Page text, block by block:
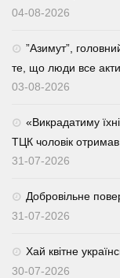
04-08-2026
⁨”Азимут”,
те, що люди все
03-08-2026
«Викрадатиму
ТЦК чоловік отримав
31-07-2026
Добровільне
31-07-2026
Хай квітне
30-07-2026